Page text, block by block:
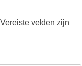
Vereiste velden zijn